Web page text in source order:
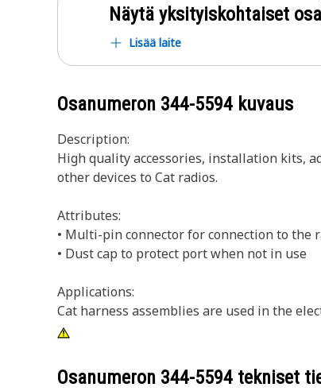
Näytä yksityiskohtaiset
Lisää laite
Osanumeron 344-5594 kuvaus
Description:
High quality accessories, installation kits,
other devices to Cat radios.
Attributes:
• Multi-pin connector for connection to the
• Dust cap to protect port when not in use
Applications:
Cat harness assemblies are used in the
Osanumeron 344-5594 tekniset